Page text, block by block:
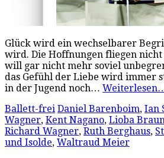
Glück wird ein wechselbarer
wird. Die Hoffnungen fliegen nicht
will gar nicht mehr soviel
das Gefühl der Liebe wird immer
in der Jugend noch…
Ballett-frei Daniel Barenboim, Ian
Wagner, Kent Nagano, Lioba Braun
Richard Wagner, Ruth Berghaus,
und Isolde, Waltraud Meier